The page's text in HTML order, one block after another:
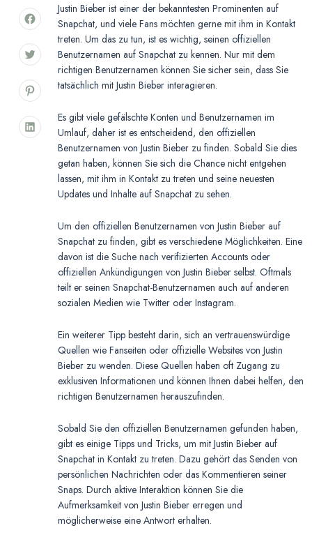
Justin Bieber ist einer der bekanntesten Prominenten auf
Snapchat, und viele Fans möchten gerne mit ihm in Kontakt
treten. Um das zu tun, ist es wichtig, seinen offiziellen
Benutzernamen auf Snapchat zu kennen. Nur mit dem
richtigen Benutzernamen können Sie sicher sein, dass Sie
tatsächlich mit Justin Bieber interagieren.
Es gibt viele gefälschte Konten und Benutzernamen im
Umlauf, daher ist es entscheidend, den offiziellen
Benutzernamen von Justin Bieber zu finden. Sobald Sie dies
getan haben, können Sie sich die Chance nicht entgehen
lassen, mit ihm in Kontakt zu treten und seine neuesten
Updates und Inhalte auf Snapchat zu sehen.
Um den offiziellen Benutzernamen von Justin Bieber auf
Snapchat zu finden, gibt es verschiedene Möglichkeiten. Eine
davon ist die Suche nach verifizierten Accounts oder
offiziellen Ankündigungen von Justin Bieber selbst. Oftmals
teilt er seinen Snapchat-Benutzernamen auch auf anderen
sozialen Medien wie Twitter oder Instagram.
Ein weiterer Tipp besteht darin, sich an vertrauenswürdige
Quellen wie Fanseiten oder offizielle Websites von Justin
Bieber zu wenden. Diese Quellen haben oft Zugang zu
exklusiven Informationen und können Ihnen dabei helfen, den
richtigen Benutzernamen herauszufinden.
Sobald Sie den offiziellen Benutzernamen gefunden haben,
gibt es einige Tipps und Tricks, um mit Justin Bieber auf
Snapchat in Kontakt zu treten. Dazu gehört das Senden von
persönlichen Nachrichten oder das Kommentieren seiner
Snaps. Durch aktive Interaktion können Sie die
Aufmerksamkeit von Justin Bieber erregen und
möglicherweise eine Antwort erhalten.